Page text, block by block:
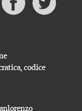
codice